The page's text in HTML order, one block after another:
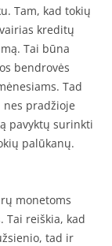
Tam, kad tokių
kreditų
Tai būna
bendrovės
Tad
pradžioje
pavyktų surinkti
palūkanų.
monetoms
Tai reiškia, kad
tad ir